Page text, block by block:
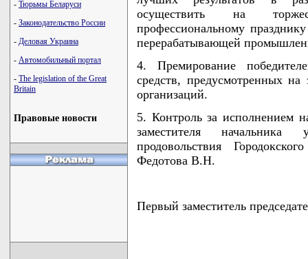
- Тюрьмы Беларуси
- Законодательство России
- Деловая Украина
- Автомобильный портал
- The legislation of the Great
Britain
Правовые новости
осуществить на
профессиональному
перерабатывающей
4. Премирование
средств, предусмотренных
организаций.
5. Контроль за исполнением
заместителя начальника
продовольствия
Федотова В.Н.
Первый заместитель